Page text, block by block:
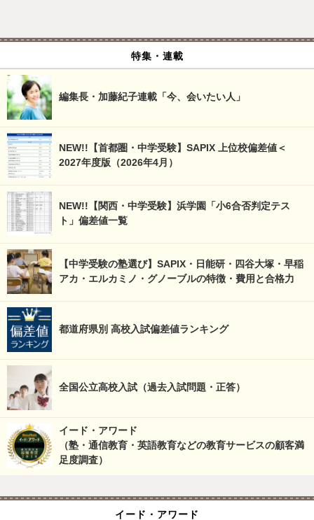
特集・連載
編集長・加藤紀子連載「今、会いたい人」
NEW!!【首都圏・中学受験】SAPIX 上位校偏差値＜
2027年度版（2026年4月）
NEW!!【関西・中学受験】浜学園「小6合否判定テス
ト」偏差値一覧
【中学受験の塾選び】SAPIX・日能研・四谷大塚・早稲
アカ・エルカミノ・グノーブルの特徴・費用と合格力
都道府県別 高校入試偏差値ランキング
全国公立高校入試（過去入試問題・正答）
イード・アワード
（塾・通信教育・英語教育などの教育サービスの顧客満
足度調査）
イード・アワード